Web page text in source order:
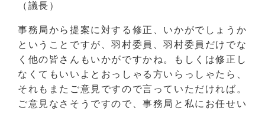
（議長）
事務局から提案に対する修正、いかがでしょうか
ということですが、羽村委員、羽村委員だけでな
く他の皆さんもいかがですかね。もしくは修正し
なくてもいいよとおっしゃる方いらっしゃたら、
それもまたご意見ですので言っていただければ。
ご意見なさそうですので、事務局と私にお任せい